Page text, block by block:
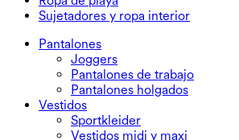
Tops talla grande
Vestidos talla grande
Chaquetas y ropa exterior
Ropa exterior
Ropa de playa
Tops de baño
Partes de abajo de baño
Conjuntos de baño
Sujetadores y ropa interior
Sujetadores y ropa interior
Sujetadores
Ropa interior
Pantalones
Joggers
Pantalones de trabajo
Pantalones holgados
Vestidos
Sportkleider
Vestidos midi y maxi